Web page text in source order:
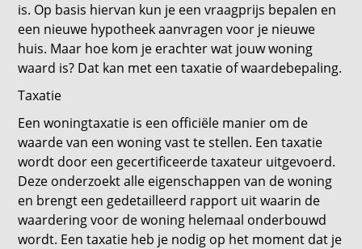
is. Op basis hiervan kun je een vraagprijs bepalen en
een nieuwe hypotheek aanvragen voor je nieuwe
huis. Maar hoe kom je erachter wat jouw woning
waard is? Dat kan met een taxatie of waardebepaling.
Taxatie
Een woningtaxatie is een officiële manier om de
waarde van een woning vast te stellen. Een taxatie
wordt door een gecertificeerde taxateur uitgevoerd.
Deze onderzoekt alle eigenschappen van de woning
en brengt een gedetailleerd rapport uit waarin de
waardering voor de woning helemaal onderbouwd
wordt. Een taxatie heb je nodig op het moment dat je